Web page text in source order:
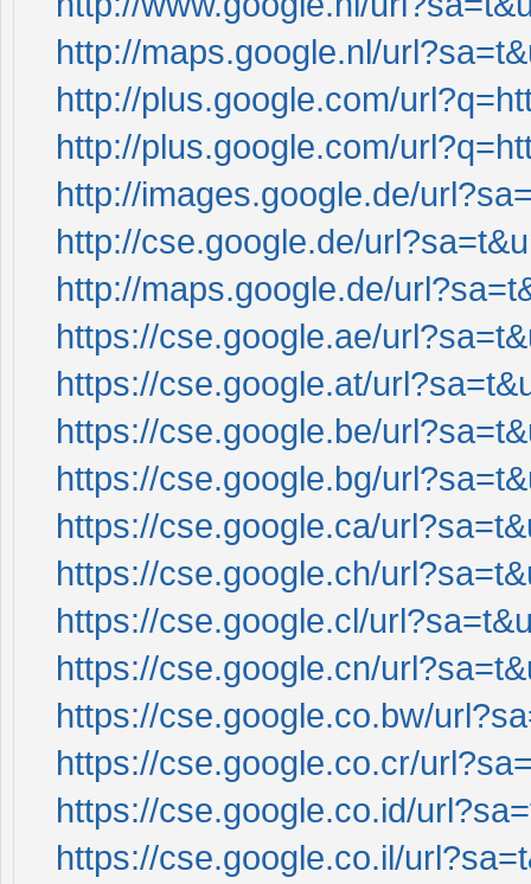
http://maps.google.nl/
http://plus.google.com/
http://plus.google.com/
http://images.google.de/
http://cse.google.de/
http://maps.google.de/
https://cse.google.ae/
https://cse.google.at/
https://cse.google.be/
https://cse.google.bg/
https://cse.google.ca/
https://cse.google.ch/
https://cse.google.cl/
https://cse.google.cn/
https://cse.google.co.bw/
https://cse.google.co.cr/
https://cse.google.co.id/
https://cse.google.co.il/